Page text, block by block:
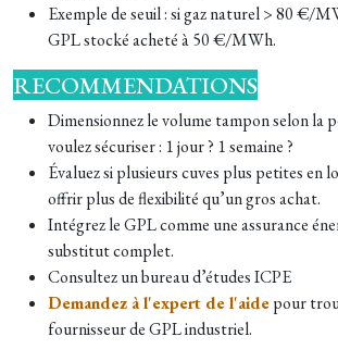
Exemple de seuil : si gaz naturel > 80 €/
GPL stocké acheté à 50 €/MWh.
RECOMMENDATIONS
Dimensionnez le volume tampon selon la
voulez sécuriser : 1 jour ? 1 semaine ?
Évaluez si plusieurs cuves plus petites en
offrir plus de flexibilité qu’un gros achat.
Intégrez le GPL comme une assurance
substitut complet.
Consultez un bureau d’études ICPE
Demandez à l'expert de l'aidepour
fournisseur de GPL industriel.